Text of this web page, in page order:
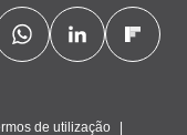
de utilização